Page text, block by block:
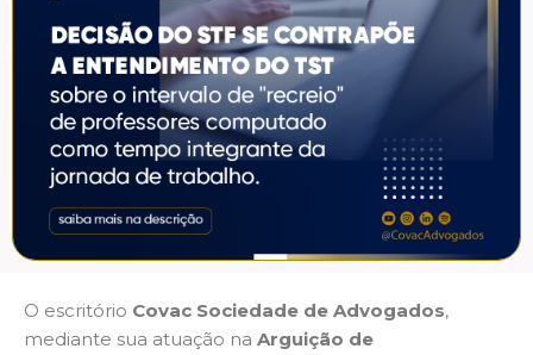
O escritório Covac Sociedade de Advogados,
mediante sua atuação na Arguição de